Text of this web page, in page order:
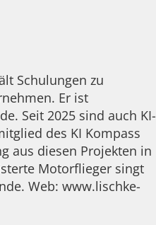
Schulungen zu
Er ist
Seit 2025 sind auch KI-
des KI Kompass
aus diesen Projekten in
Motorflieger singt
Web: www.lischke-